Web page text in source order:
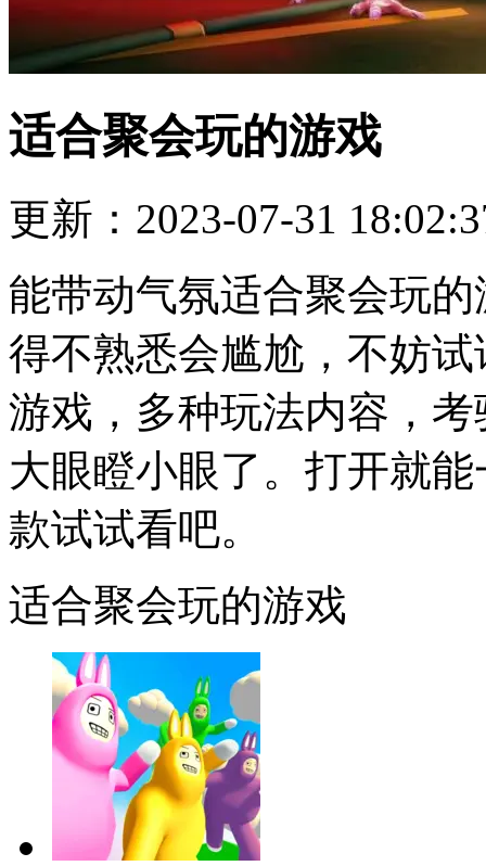
适合聚会玩的游戏
更新：2023-07-31
能带动气氛适合聚会玩
得不熟悉会尴尬，不妨
游戏，多种玩法内容，
大眼瞪小眼了。打开就
款试试看吧。
适合聚会玩的游戏